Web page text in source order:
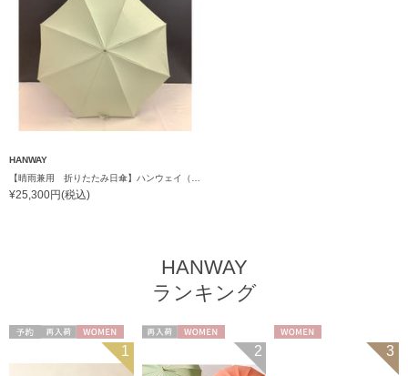
HANWAY
¥25,300円(税込)
HANWAY
ランキング
WOMEN 1 2 3